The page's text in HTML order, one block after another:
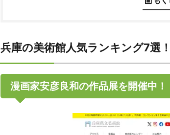
兵庫の美術館人気ランキング7選
漫画家安彦良和の作品展を開催中！